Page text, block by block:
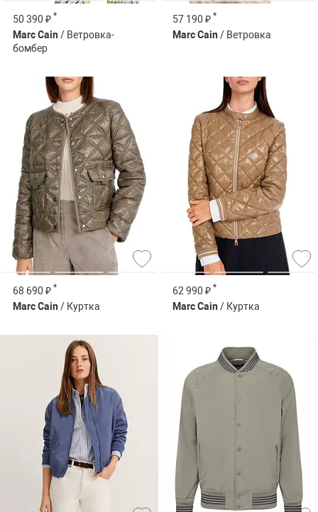
50 390 ₽ *
Marc Cain / Ветровка-
бомбер
57 190 ₽ *
Marc Cain / Ветровка
68 690 ₽ *
Marc Cain / Куртка
62 990 ₽ *
Marc Cain / Куртка